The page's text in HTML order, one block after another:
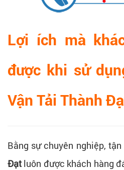
Lợi ích mà
được khi sử
Vận Tải Thành
Bằng sự chuyên nghiệp,
Đạt luôn được khách hàng